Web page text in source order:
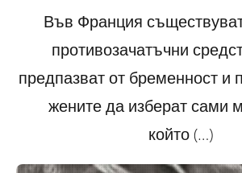
Във Франция
противозачатъчни
предпазват от бременност и
жените да изберат сами
който (…)